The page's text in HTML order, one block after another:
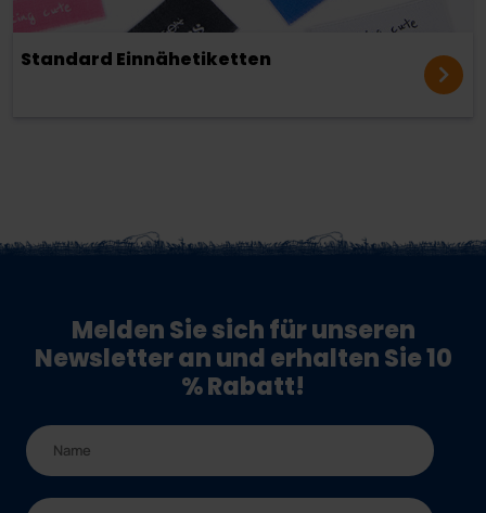
Standard Einnähetiketten
Melden Sie sich für unseren
Newsletter an und erhalten Sie 10
% Rabatt!